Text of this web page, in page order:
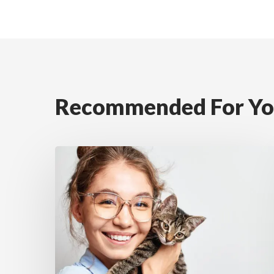
Recommended For